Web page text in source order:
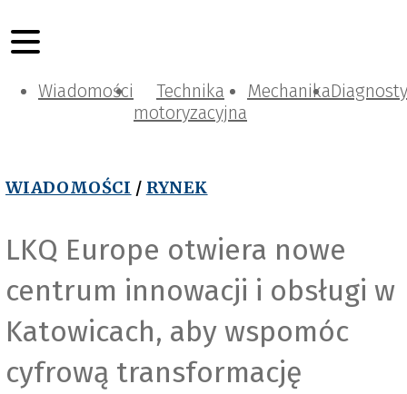
Wiadomości
Technika
motoryzacyjna
Mechanika
WIADOMOŚCI / RYNEK
LKQ Europe otwiera nowe
centrum innowacji i obsługi w
Katowicach, aby wspomóc
cyfrową transformację